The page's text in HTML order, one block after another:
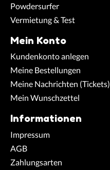
Powdersurfer
Vermietung & Test
Mein Konto
Kundenkonto anlegen
Meine Bestellungen
Meine Nachrichten (Tickets)
Mein Wunschzettel
Informationen
Impressum
AGB
Zahlungsarten